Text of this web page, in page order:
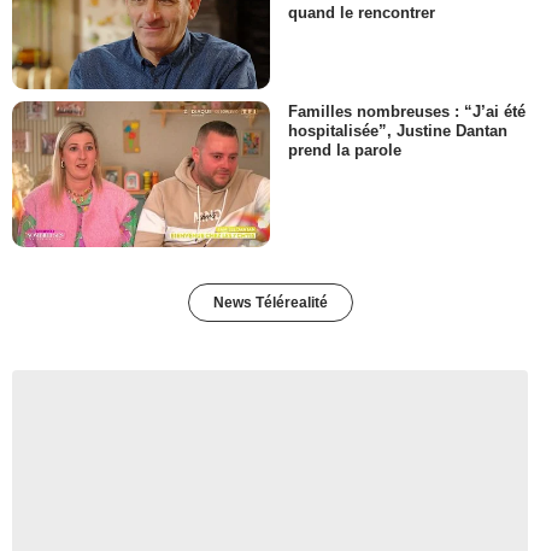
quand le rencontrer
Familles nombreuses : “J’ai été
hospitalisée”, Justine Dantan
prend la parole
News Télérealité